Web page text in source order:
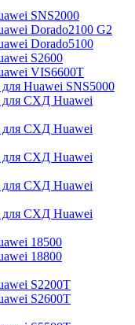
SNS2000
Dorado2100 G2
Dorado5100
S2600
VIS6600T
Huawei SNS5000
для СХД Huawei
для СХД Huawei
для СХД Huawei
для СХД Huawei
для СХД Huawei
18500
18800
S2200T
S2600T